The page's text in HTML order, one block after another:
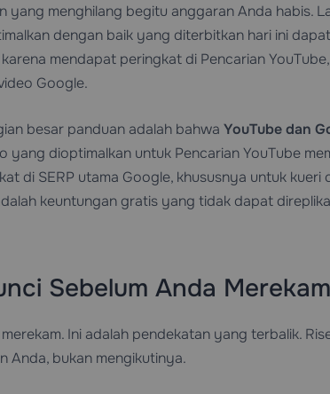
yang menghilang begitu anggaran Anda habis.
dengan baik yang diterbitkan hari ini dapat
mendapat peringkat di Pencarian YouTube,
Google.
besar panduan adalah bahwa YouTube dan
yang dioptimalkan untuk Pencarian YouTube
di SERP utama Google, khususnya untuk kueri
keuntungan gratis yang tidak dapat
Sebelum Anda Merekam
Ini adalah pendekatan yang terbalik.
Anda, bukan mengikutinya.